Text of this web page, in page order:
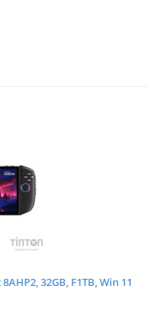
32GB, F1TB, Win 11